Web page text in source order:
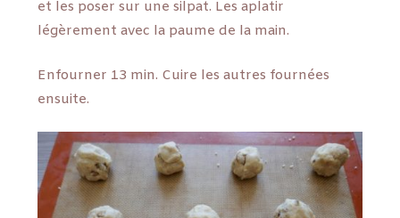
et les poser sur une silpat. Les aplatir
légèrement avec la paume de la main.
Enfourner 13 min. Cuire les autres fournées
ensuite.